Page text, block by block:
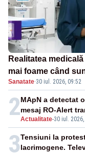
Realitatea
mai foame când
Sanatate·30 iul. 2026, 09:52
2Actualitate-30 iul.
MApN a detectat
mesaj RO-Alert
3Tensiuni la
lacrimogene.